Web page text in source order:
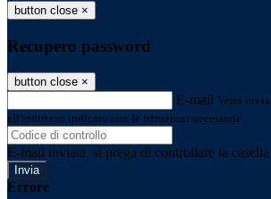
button close ×
Recupero password
button close ×
E-mail Verrà
all'indirizzo indicato con le istruzioni necessarie.
E-mail inviata, si prega di controllare la
Errore